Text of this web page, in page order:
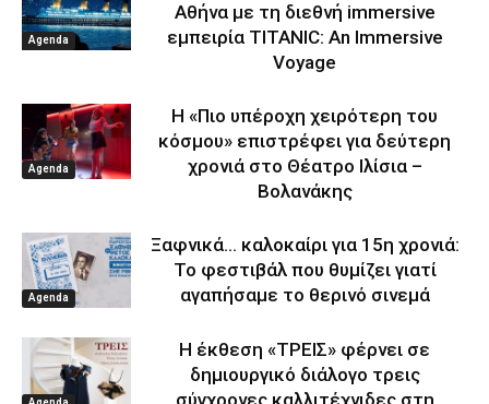
Agenda
Αθήνα με τη διεθνή immersive
εμπειρία TITANIC: An Immersive
Voyage
Agenda
Η «Πιο υπέροχη χειρότερη του
κόσμου» επιστρέφει για δεύτερη
χρονιά στο Θέατρο Ιλίσια –
Βολανάκης
Agenda
Ξαφνικά… καλοκαίρι για 15η χρονιά:
Το φεστιβάλ που θυμίζει γιατί
αγαπήσαμε το θερινό σινεμά
Η έκθεση «ΤΡΕΙΣ» φέρνει σε
δημιουργικό διάλογο τρεις
σύγχρονες καλλιτέχνιδες στη